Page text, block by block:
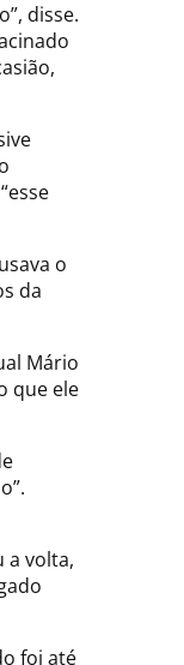
disse.
o
da
Mário
que ele
a volta,
foi até